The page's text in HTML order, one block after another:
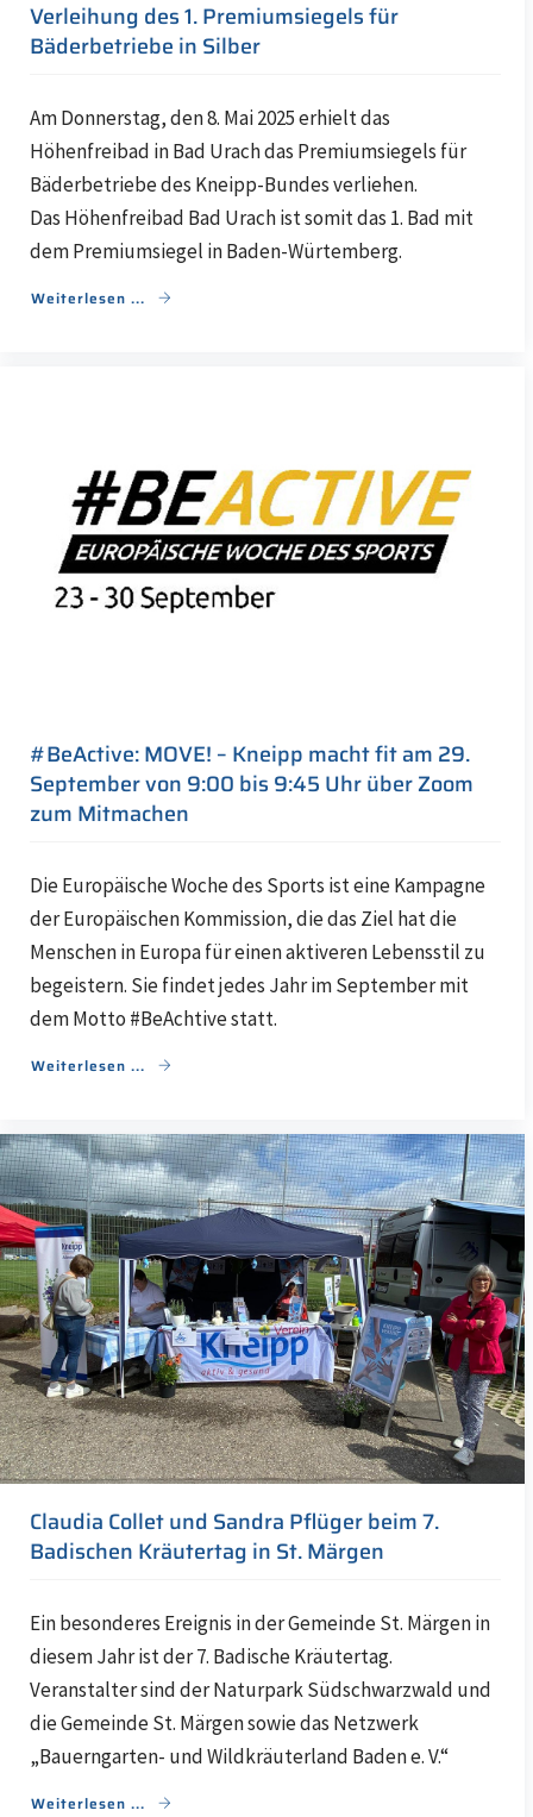
Verleihung des 1. Premiumsiegels für
Bäderbetriebe in Silber
Am Donnerstag, den 8. Mai 2025 erhielt das
Höhenfreibad in Bad Urach das Premiumsiegels für
Bäderbetriebe des Kneipp-Bundes verliehen.
Das Höhenfreibad Bad Urach ist somit das 1. Bad mit
dem Premiumsiegel in Baden-Würtemberg.
Weiterlesen ...
#BeActive: MOVE! – Kneipp macht fit am 29.
September von 9:00 bis 9:45 Uhr über Zoom
zum Mitmachen
Die Europäische Woche des Sports ist eine Kampagne
der Europäischen Kommission, die das Ziel hat die
Menschen in Europa für einen aktiveren Lebensstil zu
begeistern. Sie findet jedes Jahr im September mit
dem Motto #BeAchtive statt.
Weiterlesen ...
Claudia Collet und Sandra Pflüger beim 7.
Badischen Kräutertag in St. Märgen
Ein besonderes Ereignis in der Gemeinde St. Märgen in
diesem Jahr ist der 7. Badische Kräutertag.
Veranstalter sind der Naturpark Südschwarzwald und
die Gemeinde St. Märgen sowie das Netzwerk
„Bauerngarten- und Wildkräuterland Baden e. V.“
Weiterlesen ...